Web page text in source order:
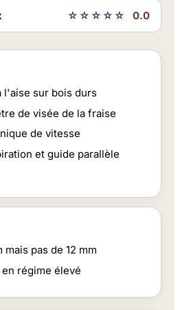
☆☆☆☆☆ 0.0
l'aise sur bois durs
de visée de la fraise
de vitesse
et guide parallèle
pas de 12 mm
régime élevé